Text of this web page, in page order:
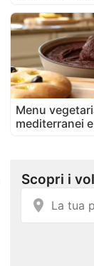
Menu
mediterranei